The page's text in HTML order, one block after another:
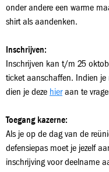
onder andere een warme
shirt als aandenken.
Inschrijven:
Inschrijven kan t/m 25
ticket aanschaffen. Indien
dien je deze hieraan te
Toegang kazerne:
Als je op de dag van de
defensiepas moet je jezelf
inschrijving voor deelname